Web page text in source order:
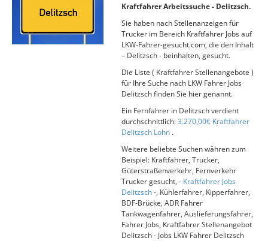
Kraftfahrer Arbeitssuche - Delitzsch.
Sie haben nach Stellenanzeigen für
Trucker im Bereich Kraftfahrer Jobs auf
LKW-Fahrer-gesucht.com, die den Inhalt
– Delitzsch - beinhalten, gesucht.
Die Liste ( Kraftfahrer Stellenangebote )
für Ihre Suche nach LKW Fahrer Jobs
Delitzsch finden Sie hier genannt.
Ein Fernfahrer in Delitzsch verdient
durchschnittlich:3.270,00€ Kraftfahrer
Delitzsch Lohn .
Weitere beliebte Suchen währen zum
Beispiel: Kraftfahrer, Trucker,
Güterstraßenverkehr, Fernverkehr
Trucker gesucht, - Kraftfahrer Jobs
Delitzsch-, Kühlerfahrer, Kipperfahrer,
BDF-Brücke, ADR Fahrer
Tankwagenfahrer, Auslieferungsfahrer,
Fahrer Jobs, Kraftfahrer Stellenangebot
Delitzsch - Jobs LKW Fahrer Delitzsch